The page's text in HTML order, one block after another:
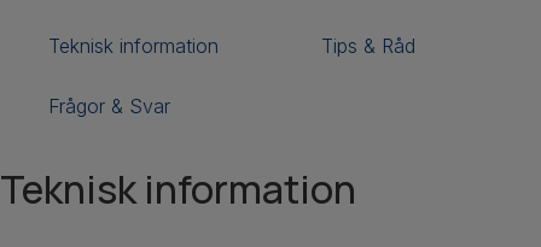
Teknisk information Tips & Råd
Frågor & Svar
Teknisk information